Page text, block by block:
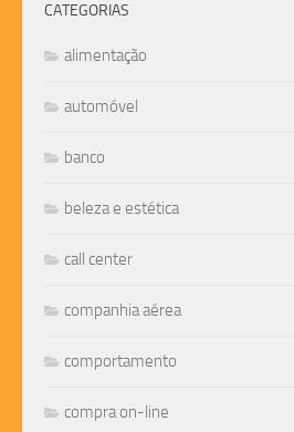
CATEGORIAS
alimentação
automóvel
banco
beleza e estética
call center
companhia aérea
comportamento
compra on-line